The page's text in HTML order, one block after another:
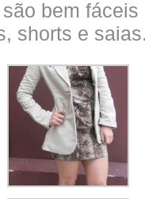
bem
shorts e